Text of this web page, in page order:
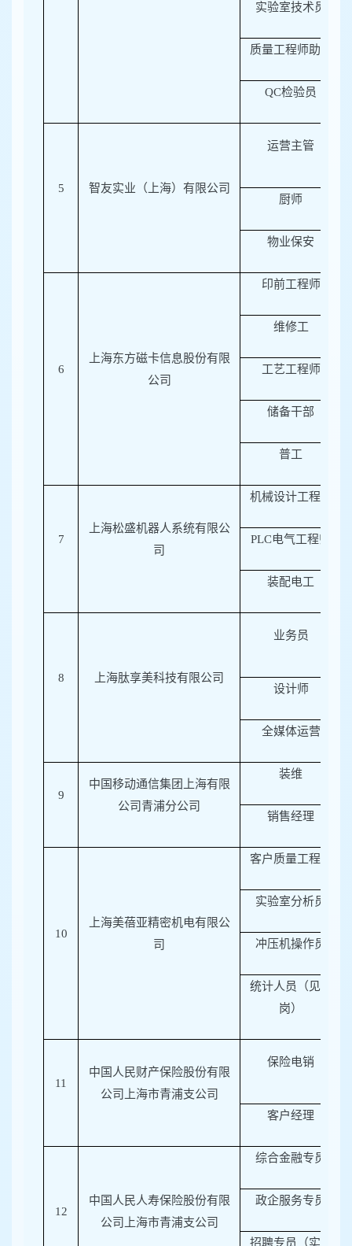
实验室技术员
质量工程师助理
QC检验员
5 智友实业（上海）有限公司
运营主管
厨师
物业保安
6
上海东方磁卡信息股份有限
公司
印前工程师
维修工
工艺工程师
储备干部
普工
7
上海松盛机器人系统有限公
司
机械设计工程师
PLC电气工程师
装配电工
8 上海肽享美科技有限公司
业务员
设计师
全媒体运营
9
中国移动通信集团上海有限
公司青浦分公司
装维
销售经理
10
上海美蓓亚精密机电有限公
司
客户质量工程师
实验室分析员
冲压机操作员
统计人员（见习
岗）
11
中国人民财产保险股份有限
公司上海市青浦支公司
保险电销
客户经理
12
中国人民人寿保险股份有限
公司上海市青浦支公司
综合金融专员
政企服务专员
招聘专员（实习